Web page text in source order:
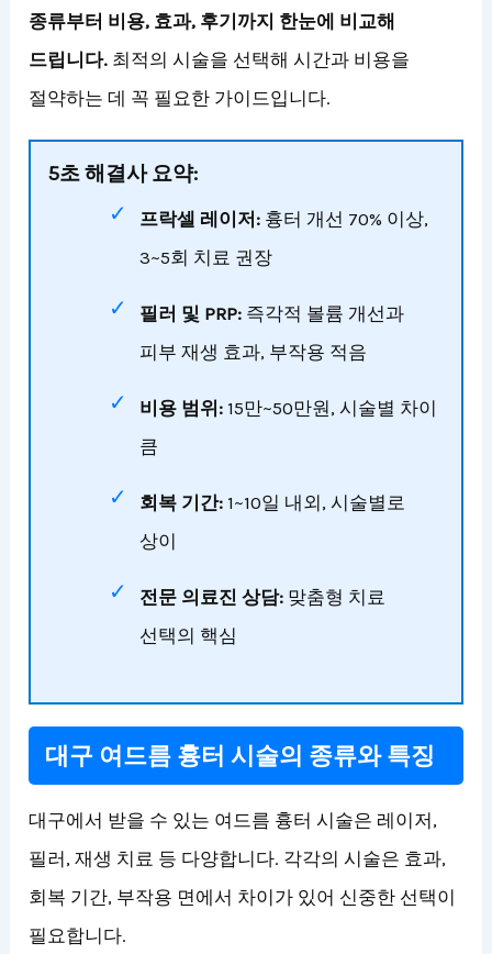
종류부터 비용, 효과, 후기까지 한눈에 비교해
드립니다. 최적의 시술을 선택해 시간과 비용을
절약하는 데 꼭 필요한 가이드입니다.
5초 해결사 요약:
프락셀 레이저: 흉터 개선 70% 이상,
3~5회 치료 권장
필러 및 PRP: 즉각적 볼륨 개선과
피부 재생 효과, 부작용 적음
비용 범위: 15만~50만원, 시술별 차이
큼
회복 기간: 1~10일 내외, 시술별로
상이
전문 의료진 상담: 맞춤형 치료
선택의 핵심
대구 여드름 흉터 시술의 종류와 특징
대구에서 받을 수 있는 여드름 흉터 시술은 레이저,
필러, 재생 치료 등 다양합니다. 각각의 시술은 효과,
회복 기간, 부작용 면에서 차이가 있어 신중한 선택이
필요합니다.